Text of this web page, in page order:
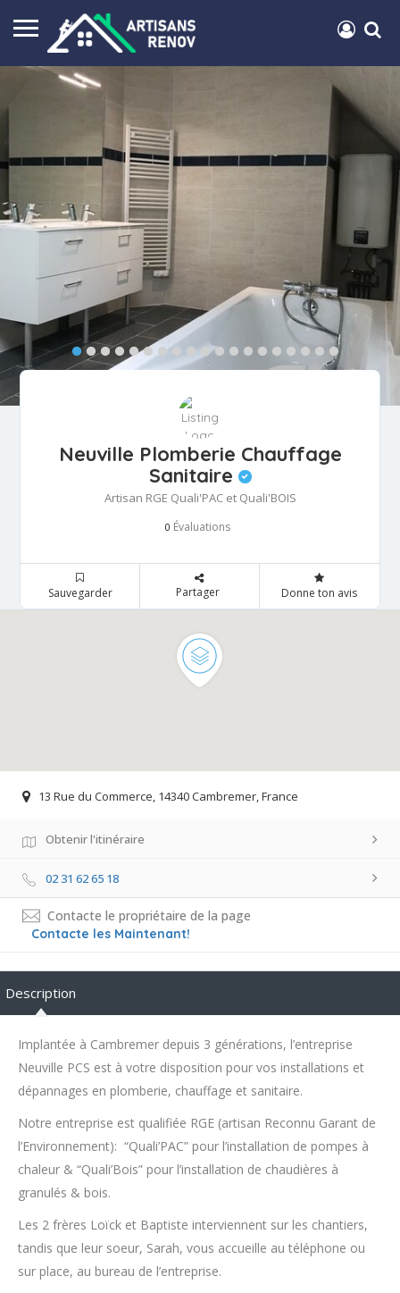
Neuville Plomberie Chauffage
Sanitaire
Artisan RGE Quali'PAC et Quali'BOIS
0 Évaluations
Sauvegarder Partager Donne ton avis
13 Rue du Commerce, 14340 Cambremer, France
Obtenir l'itinéraire
02 31 62 65 18
Contacte le propriétaire de la page
Contacte les Maintenant!
Description
Implantée à Cambremer depuis 3 générations, l’entreprise
Neuville PCS est à votre disposition pour vos installations et
dépannages en plomberie, chauffage et sanitaire.
Notre entreprise est qualifiée RGE (artisan Reconnu Garant de
l’Environnement): “Quali’PAC” pour l’installation de pompes à
chaleur & “Quali’Bois” pour l’installation de chaudières à
granulés & bois.
Les 2 frères Loïck et Baptiste interviennent sur les chantiers,
tandis que leur soeur, Sarah, vous accueille au téléphone ou
sur place, au bureau de l’entreprise.